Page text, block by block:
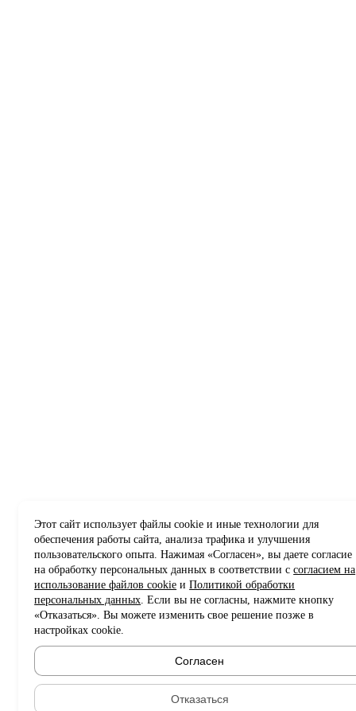
Этот сайт использует файлы cookie и иные технологии для
обеспечения работы сайта, анализа трафика и улучшения
пользовательского опыта. Нажимая «Согласен», вы даете согласие
на обработку персональных данных в соответствии ссогласием на
использование файлов cookie иПолитикой обработки
персональных данных. Если вы не согласны, нажмите кнопку
«Отказаться». Вы можете изменить свое решение позже в
настройках cookie.
Согласен
Отказаться